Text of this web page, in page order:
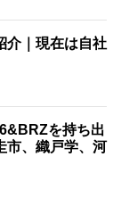
介｜現在は自社
を持ち出
市、織戸学、河